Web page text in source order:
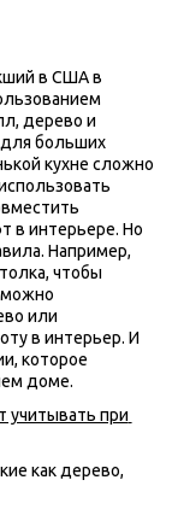
в США в
дерево и
для больших
кухне сложно
в интерьере. Но
Например,
чтобы
можно
или
в интерьер. И
которое
доме.
учитывать при
как дерево,